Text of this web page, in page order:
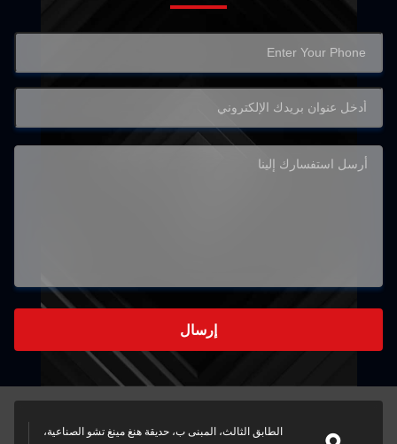
إرسال
الطابق الثالث، المبنى ب، حديقة هنغ مينغ تشو الصناعية،